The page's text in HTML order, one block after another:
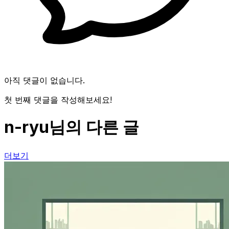
아직 댓글이 없습니다.
첫 번째 댓글을 작성해보세요!
n-ryu님의 다른 글
더보기